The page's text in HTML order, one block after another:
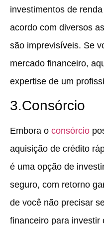
investimentos de
acordo com diversos
são imprevisíveis. Se
mercado financeiro,
expertise de um
3.Consórcio
Embora o consórcio
aquisição de crédito
é uma opção de
seguro, com retorno
de você não precisar
financeiro para investir